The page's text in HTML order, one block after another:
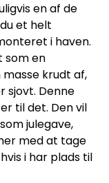
en af de
et helt
i haven.
som en
krudt af,
sjovt. Denne
til det. Den vil
julegave,
med at tage
i har plads til